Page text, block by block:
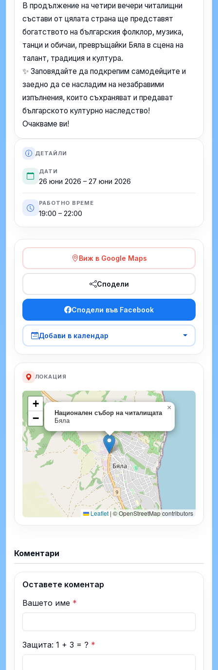
В продължение на четири вечери читалищни
състави от цялата страна ще представят
богатството на българския фолклор, музика,
танци и обичаи, превръщайки Бяла в сцена на
талант, традиция и култура.
✨ Заповядайте да подкрепим самодейците и
заедно да се насладим на незабравими
изпълнения, които съхраняват и предават
българското културно наследство!
Очакваме ви!
ДЕТАЙЛИ
ДАТИ
26 юни 2026 – 27 юни 2026
РАБОТНО ВРЕМЕ
19:00 – 22:00
Виж в Google Maps
Сподели
Сподели във Facebook
Добави в календар
ЛОКАЦИЯ
Национален събор на читалищата
Бяла
×
+
−
Leaflet | © OpenStreetMap contributors
Коментари
Оставете коментар
Вашето име *
Защита: 1 + 3 = ? *